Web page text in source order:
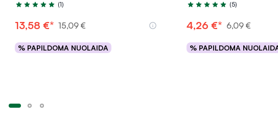
Įvertinimas 5.0 iš 5
(1)
13,58 €* 15,09 €
% PAPILDOMA NUOLAIDA
Į krepšelį
Įvertinimas 5.0 iš 5
(5)
4,26 €* 6,09 €
% PAPILDOMA
Į krepšelį